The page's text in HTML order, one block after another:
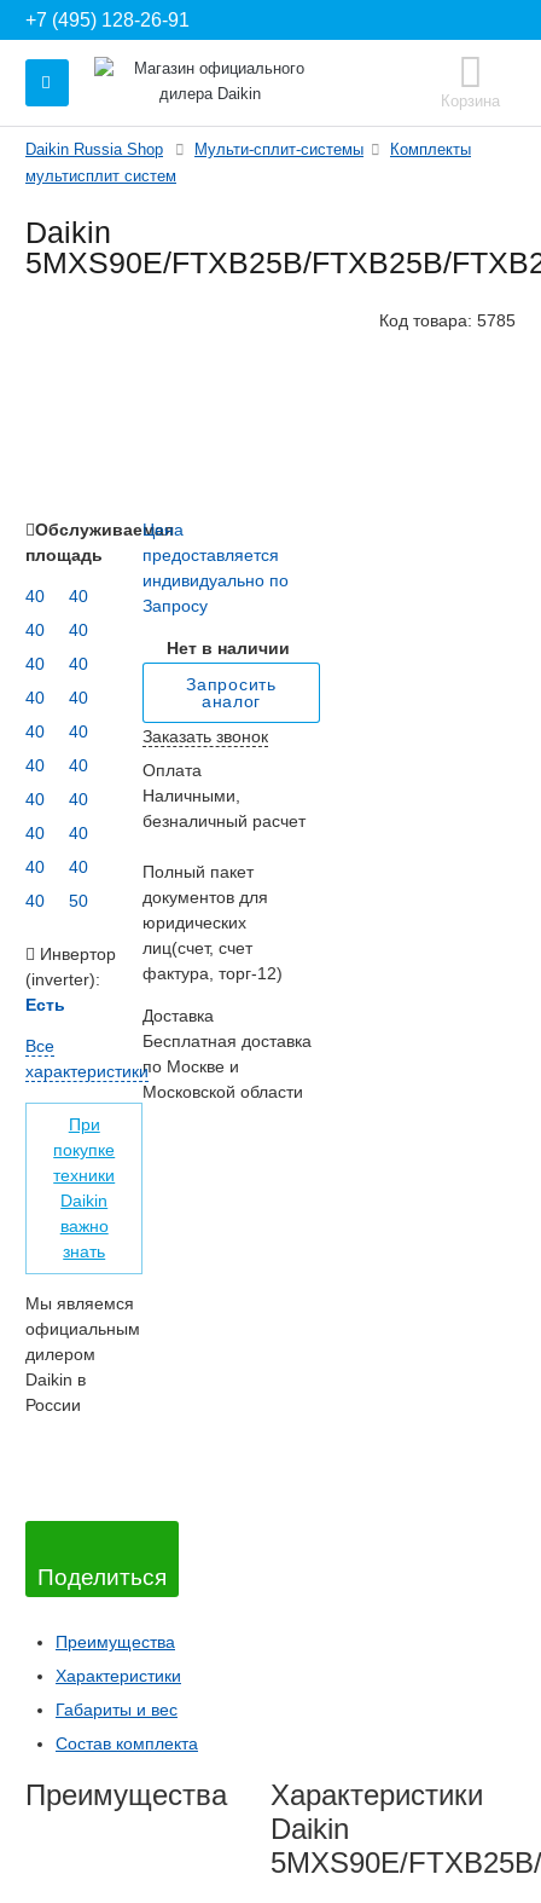
+7 (495) 128-26-91
Корзина
Daikin Russia Shop Мульти-сплит-системы
Комплекты
мультисплит систем
Daikin
5MXS90E/FTXB25B/FTXB25B/
Код товара: 5785
Цена
предоставляется
индивидуально по
Запросу
Нет в наличии
Запросить
аналог
Заказать звонок
Оплата
Наличными,
безналичный расчет
Полный пакет
документов для
юридических
лиц(счет, счет
фактура, торг-12)
Доставка
Бесплатная доставка
по Москве и
Московской области
Обслуживаемая
площадь
40
40
40
40
40
40
40
40
40
40
40
40
40
40
40
40
40
40
40
50
Инвертор
(inverter):
Есть
Все
характеристики
При
покупке
техники
Daikin
важно
знать
Мы являемся
официальным
дилером
Daikin в
России
Поделиться
Преимущества
Характеристики
Габариты и вес
Состав комплекта
Преимущества
Характеристики
Daikin
5MXS90E/